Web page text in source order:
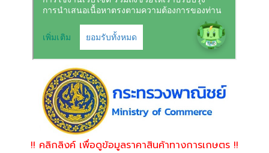
!! คลิกลิงค์ เพื่อดูข้อมูลราคาสินค้าทางการเกษตร !!